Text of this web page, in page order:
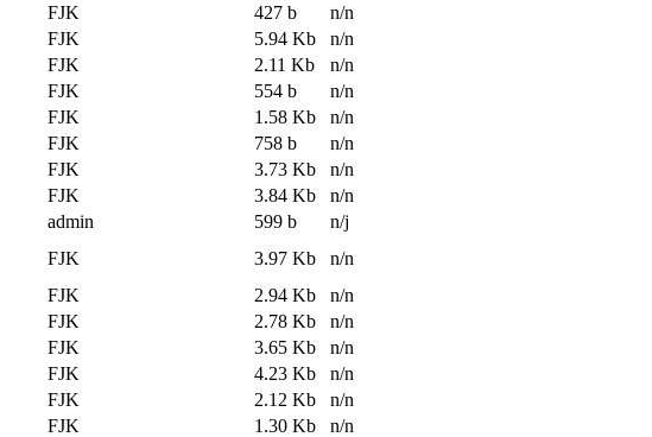
FJK 427 b
n/n
FJK 5.94 Kb
n/n
FJK 2.11 Kb
n/n
FJK 554 b
n/n
FJK 1.58 Kb
n/n
FJK 758 b
n/n
FJK 3.73 Kb
n/n
FJK 3.84 Kb
n/n
admin 599 b
n/j
FJK 3.97 Kb
n/n
FJK 2.94 Kb
n/n
FJK 2.78 Kb
n/n
FJK 3.65 Kb
n/n
FJK 4.23 Kb
n/n
FJK 2.12 Kb
n/n
FJK 1.30 Kb
n/n